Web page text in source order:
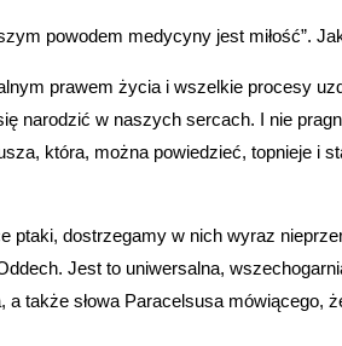
powodem medycyny jest miłość”.
prawem życia i wszelkie procesy
narodzić w naszych sercach. I nie
która, można powiedzieć, topnieje i
ptaki, dostrzegamy w nich wyraz
Jest to uniwersalna,
także słowa Paracelsusa mówiącego,